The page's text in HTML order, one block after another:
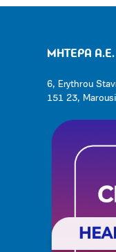
ΜΗΤΕΡΑ Α.Ε.
6, Erythrou
151 23,